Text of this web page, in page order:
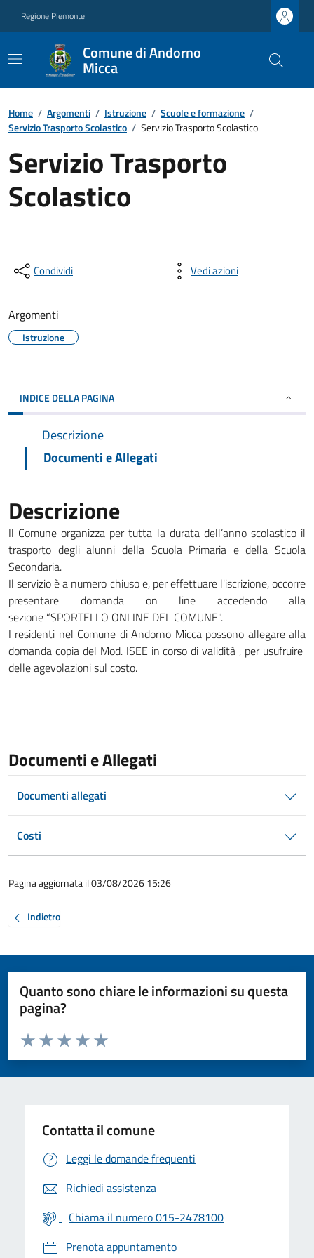
Regione Piemonte
Comune di Andorno
Micca
Home / Argomenti / Istruzione / Scuole e formazione /
Servizio Trasporto Scolastico / Servizio Trasporto Scolastico
Servizio Trasporto
Scolastico
Condividi Vedi azioni
Argomenti
Istruzione
INDICE DELLA PAGINA
Descrizione
Documenti e Allegati
Descrizione
Il Comune organizza per tutta la durata dell’anno scolastico il
trasporto degli alunni della Scuola Primaria e della Scuola
Secondaria.
Il servizio è a numero chiuso e, per effettuare l'iscrizione, occorre
presentare domanda on line accedendo alla
sezione “SPORTELLO ONLINE DEL COMUNE".
I residenti nel Comune di Andorno Micca possono allegare alla
domanda copia del Mod. ISEE in corso di validità , per usufruire
delle agevolazioni sul costo.
Documenti e Allegati
Documenti allegati
Costi
Pagina aggiornata il 03/08/2026 15:26
Indietro
Quanto sono chiare le informazioni su questa
pagina?
Valuta da 1 a 5 stelle la pagina
Valuta 5 stelle su 5
Valuta 4 stelle su 5
Valuta 3 stelle su 5
Valuta 2 stelle su 5
Valuta 1 stelle su 5
Contatta il comune
Leggi le domande frequenti
Richiedi assistenza
Chiama il numero 015-2478100
Prenota appuntamento